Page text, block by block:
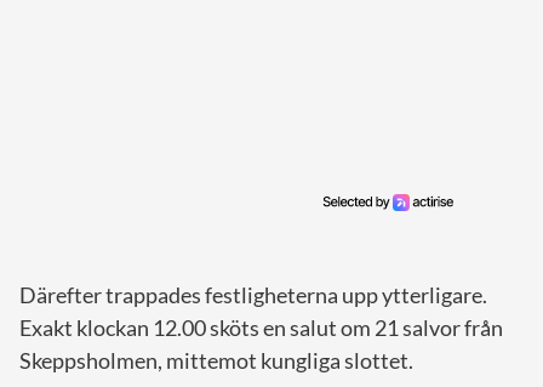
Därefter trappades festligheterna upp ytterligare.
Exakt klockan 12.00 sköts en salut om 21 salvor från
Skeppsholmen, mittemot kungliga slottet.